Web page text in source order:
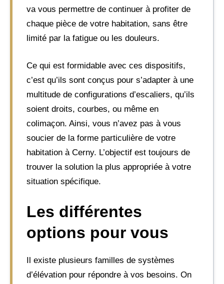
va vous permettre de continuer à profiter de
chaque pièce de votre habitation, sans être
limité par la fatigue ou les douleurs.
Ce qui est formidable avec ces dispositifs,
c’est qu’ils sont conçus pour s’adapter à une
multitude de configurations d’escaliers, qu’ils
soient droits, courbes, ou même en
colimaçon. Ainsi, vous n’avez pas à vous
soucier de la forme particulière de votre
habitation à Cerny. L’objectif est toujours de
trouver la solution la plus appropriée à votre
situation spécifique.
Les différentes
options pour vous
Il existe plusieurs familles de systèmes
d’élévation pour répondre à vos besoins. On